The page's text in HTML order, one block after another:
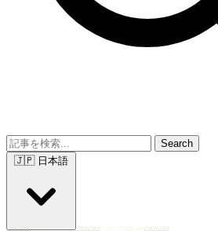
Search